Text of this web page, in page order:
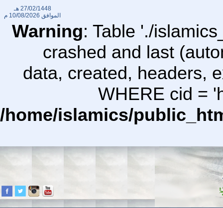
Warning: Table './
crashed and last
data, created, headers,
WHERE cid =
/home/islamics/
27/02/1448 هـ
الموافق 10/08/2026 م